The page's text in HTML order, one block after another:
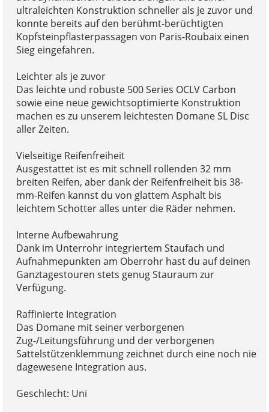
ultraleichten Konstruktion schneller als je zuvor und
konnte bereits auf den berühmt-berüchtigten
Kopfsteinpflasterpassagen von Paris-Roubaix einen
Sieg eingefahren.
Leichter als je zuvor
Das leichte und robuste 500 Series OCLV Carbon
sowie eine neue gewichtsoptimierte Konstruktion
machen es zu unserem leichtesten Domane SL Disc
aller Zeiten.
Vielseitige Reifenfreiheit
Ausgestattet ist es mit schnell rollenden 32 mm
breiten Reifen, aber dank der Reifenfreiheit bis 38-
mm-Reifen kannst du von glattem Asphalt bis
leichtem Schotter alles unter die Räder nehmen.
Interne Aufbewahrung
Dank im Unterrohr integriertem Staufach und
Aufnahmepunkten am Oberrohr hast du auf deinen
Ganztagestouren stets genug Stauraum zur
Verfügung.
Raffinierte Integration
Das Domane mit seiner verborgenen
Zug-/Leitungsführung und der verborgenen
Sattelstützenklemmung zeichnet durch eine noch nie
dagewesene Integration aus.
Geschlecht: Uni